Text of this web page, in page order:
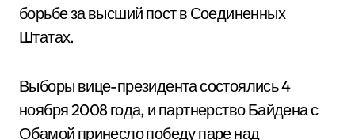
борьбе за высший пост в Соединенных
Штатах.
Выборы вице-президента состоялись 4
ноября 2008 года, и партнерство Байдена с
Обамой принесло победу паре над